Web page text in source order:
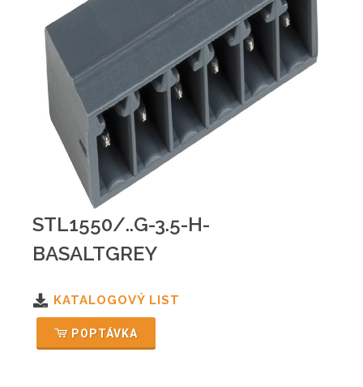
STL1550/..G-3.5-H-
BASALTGREY
KATALOGOVÝ LIST
POPTÁVKA